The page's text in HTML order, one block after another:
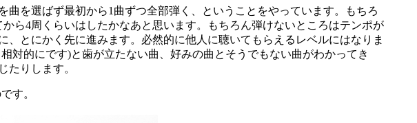
を選ばず最初から1曲ずつ全部弾く、ということをやっています。もちろ
ら4周くらいはしたかなあと思います。もちろん弾けないところはテンポが
とにかく先に進みます。必然的に他人に聴いてもらえるレベルにはなりま
対的にです)と歯が立たない曲、好みの曲とそうでもない曲がわかってき
たりします。
す。